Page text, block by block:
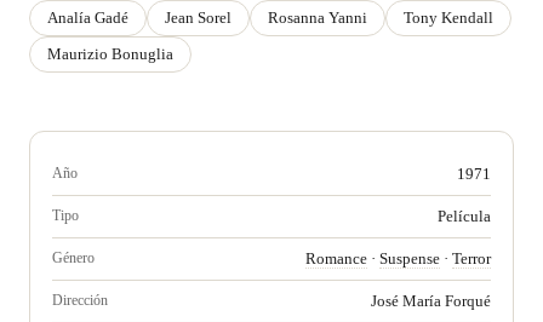
Analía Gadé Jean Sorel Rosanna Yanni
Tony Kendall
Maurizio Bonuglia
Año 1971
Tipo Película
Género Romance · Suspense · Terror
Dirección José María Forqué